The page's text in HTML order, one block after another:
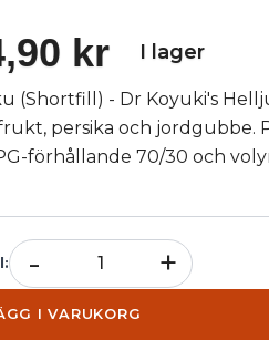
kr I lager
(Shortfill) - Dr Koyuki's
persika och jordgubbe.
förhållande 70/30 och
: - +
I VARUKORG